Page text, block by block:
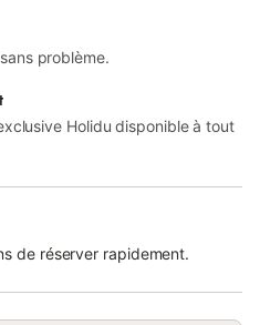
problème.
Holidu disponible à tout
de réserver rapidement.